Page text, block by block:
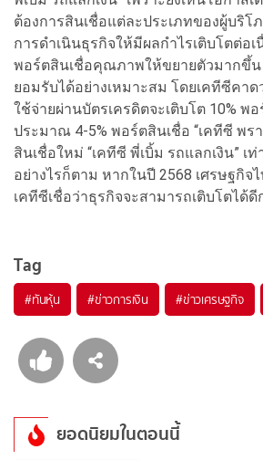
ต้องการสินเชื่อแต่ละประเภทของผู้บริ
การดำเนินธุรกิจให้มีผลกำไรเติบโตต่อ
พอร์ตสินเชื่อคุณภาพให้ขยายตัวมากขึ้น
ยอมรับได้อย่างเหมาะสม โดยเคทีซีคา
ใช้จ่ายผ่านบัตรเครดิตจะเติบโต 10% พ
ประมาณ 4-5% พอร์ตสินเชื่อ “เคทีซี พรา
สินเชื่อใหม่ “เคทีซี พี่เบิ้ม รถแลกเงิน” เ
อย่างไรก็ตาม หากในปี 2568 เศรษฐกิจ
เคทีซีเชื่อว่าธุรกิจจะสามารถเติบโตได้ดี
Tag
#ทันหุ้น #ข่าวการเงิน #ข่าวเศรษฐกิจ
ยอดนิยมในตอนนี้